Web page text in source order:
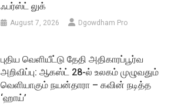
ஃபர்ஸ்ட் லுக்
August 7, 2026 Dgowdham Pro
புதிய வெளியீட்டு தேதி அதிகாரப்பூர்வ
அறிவிப்பு: ஆகஸ்ட் 28-ல் உலகம் முழுவதும்
வெளியாகும் நயன்தாரா – கவின் நடித்த
‘ஹாய்’